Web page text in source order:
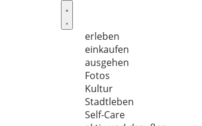
erleben
einkaufen
ausgehen
Fotos
Kultur
Stadtleben
Self-Care